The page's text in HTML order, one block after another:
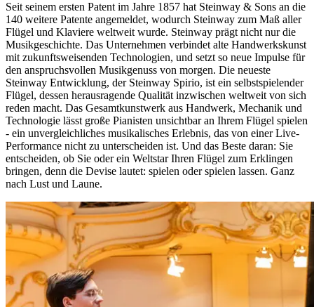
Seit seinem ersten Patent im Jahre 1857 hat Steinway ⁠&⁠ Sons an die
140 weitere Patente angemeldet, wodurch Steinway zum Maß aller
Flügel und Klaviere weltweit wurde. Steinway prägt nicht nur die
Musikgeschichte. Das Unternehmen verbindet alte Handwerkskunst
mit zukunftsweisenden Technologien, und setzt so neue Impulse für
den anspruchsvollen Musikgenuss von morgen. Die neueste
Steinway Entwicklung, der Steinway Spirio, ist ein selbstspielender
Flügel, dessen herausragende Qualität inzwischen weltweit von sich
reden macht. Das Gesamtkunstwerk aus Handwerk, Mechanik und
Technologie lässt große Pianisten unsichtbar an Ihrem Flügel spielen
- ein unvergleichliches musikalisches Erlebnis, das von einer Live-
Performance nicht zu unterscheiden ist. Und das Beste daran: Sie
entscheiden, ob Sie oder ein Weltstar Ihren Flügel zum Erklingen
bringen, denn die Devise lautet: spielen oder spielen lassen. Ganz
nach Lust und Laune.